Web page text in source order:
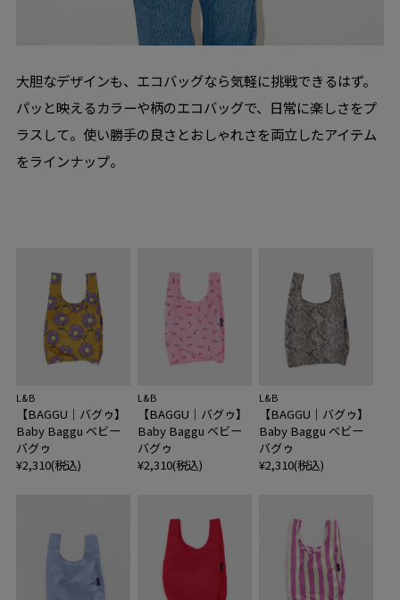
大胆なデザインも、エコバッグなら気軽に挑戦できるはず。
パッと映えるカラーや柄のエコバッグで、日常に楽しさをプ
ラスして。使い勝手の良さとおしゃれさを両立したアイテム
をラインナップ。
L&B
【BAGGU｜バグゥ】
Baby Baggu ベビー
バグゥ
¥2,310(税込)
L&B
【BAGGU｜バグゥ】
Baby Baggu ベビー
バグゥ
¥2,310(税込)
L&B
【BAGGU｜バグゥ】
Baby Baggu ベビー
バグゥ
¥2,310(税込)